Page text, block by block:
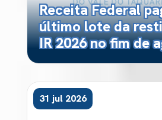
Receita Federal
último lote da
IR 2026 no fim de
31 jul 2026